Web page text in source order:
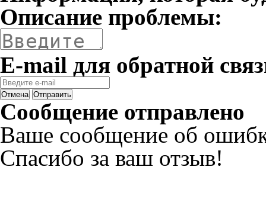
Описание проблемы:
E-mail для обратной
Отмена Отправить
Сообщение отправлено
Ваше сообщение об
Спасибо за ваш отзыв!